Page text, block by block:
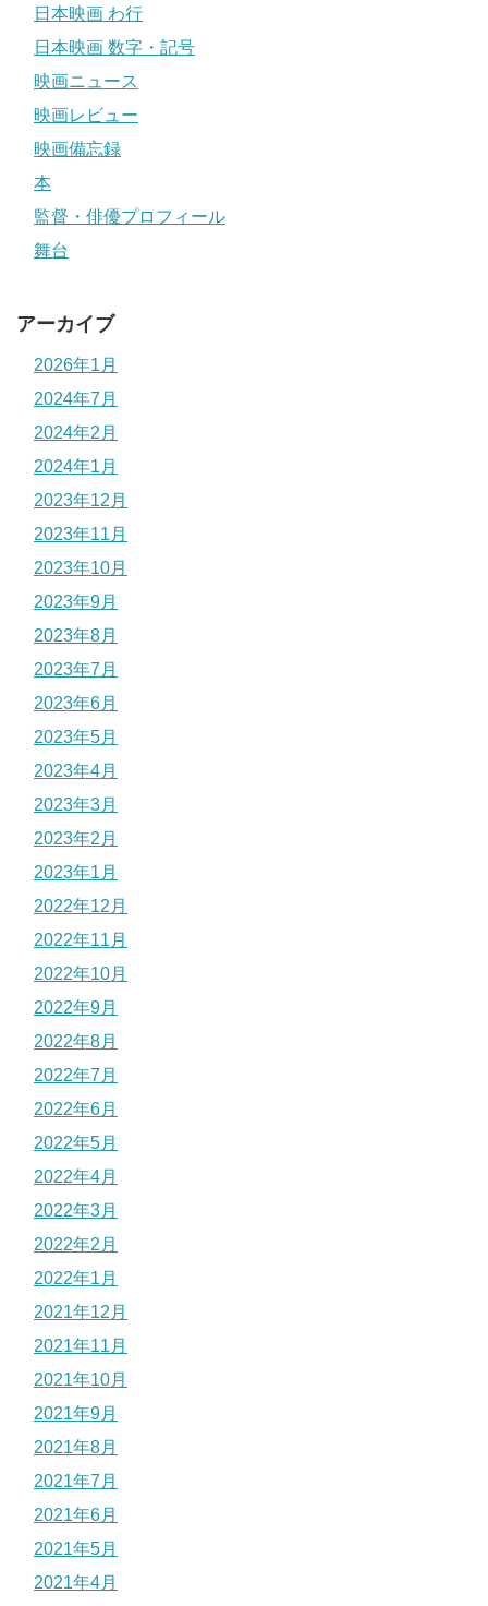
日本映画 わ行
日本映画 数字・記号
映画ニュース
映画レビュー
映画備忘録
本
監督・俳優プロフィール
舞台
アーカイブ
2026年1月
2024年7月
2024年2月
2024年1月
2023年12月
2023年11月
2023年10月
2023年9月
2023年8月
2023年7月
2023年6月
2023年5月
2023年4月
2023年3月
2023年2月
2023年1月
2022年12月
2022年11月
2022年10月
2022年9月
2022年8月
2022年7月
2022年6月
2022年5月
2022年4月
2022年3月
2022年2月
2022年1月
2021年12月
2021年11月
2021年10月
2021年9月
2021年8月
2021年7月
2021年6月
2021年5月
2021年4月